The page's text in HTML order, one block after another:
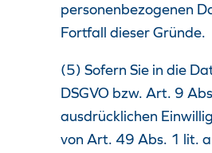
personenbezogenen
Fortfall dieser Gründe.
(5) Sofern Sie in die
DSGVO bzw. Art. 9
ausdrücklichen
von Art. 49 Abs. 1 lit. a